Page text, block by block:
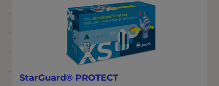
StarGuard® PROTECT